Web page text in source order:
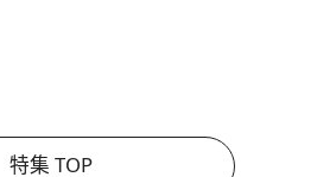
特集 TOP